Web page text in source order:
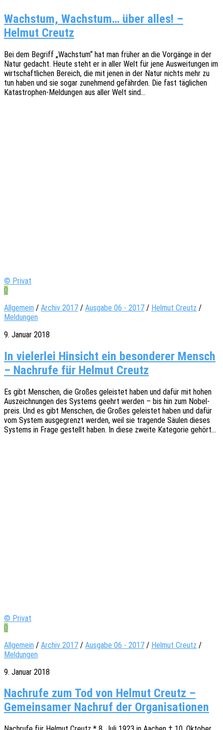
Wachstum, Wachstum… über alles! –
Helmut Creutz
Bei dem Begriff „Wachs­tum“ hat man früher an die Vorgän­ge in der
Natur gedacht. Heute steht er in aller Welt für jene Auswei­tun­gen im
wirt­schaft­li­chen Bereich, die mit jenen in der Natur nichts mehr zu
tun haben und sie sogar zuneh­mend gefähr­den. Die fast tägli­chen
Kata­s­tro­­phen-Meldun­­gen aus aller Welt sind…
© Privat
0
Allgemein / Archiv 2017 / Ausgabe 06 - 2017 / Helmut Creutz /
Meldungen
9. Januar 2018
In vielerlei Hinsicht ein besonderer Mensch
– Nachrufe für Helmut Creutz
Es gibt Menschen, die Großes geleis­tet haben und dafür mit hohen
Auszeich­nun­gen des Systems geehrt werden – bis hin zum Nobel­
preis. Und es gibt Menschen, die Großes geleis­tet haben und dafür
vom System ausge­grenzt werden, weil sie tragen­de Säulen dieses
Systems in Frage gestellt haben. In diese zweite Kate­go­rie gehört…
© Privat
0
Allgemein / Archiv 2017 / Ausgabe 06 - 2017 / Helmut Creutz /
Meldungen
9. Januar 2018
Nach­ru­fe zum Tod von Hel­mut Creutz –
Gemein­sa­mer Nach­ruf der Organisationen